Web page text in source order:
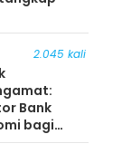
2.045 kali
Bank
bagi